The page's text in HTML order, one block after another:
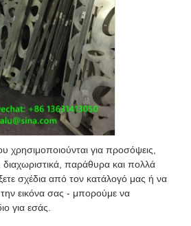
χρησιμοποιούνται για προσόψεις,
διαχωριστικά, παράθυρα και πολλά
σχέδια από τον κατάλογό μας ή να
την εικόνα σας - μπορούμε να
για εσάς.